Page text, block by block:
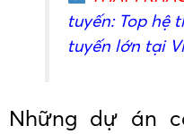
tuyến: Top hệ
tuyến lớn tại
Những dự án